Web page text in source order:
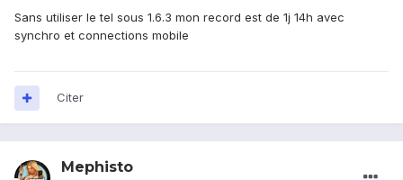
Sans utiliser le tel sous 1.6.3 mon record est de 1j 14h avec
synchro et connections mobile
Citer
Mephisto